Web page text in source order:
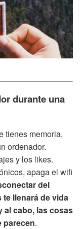
durante una
tienes memoria,
ordenador.
y los likes.
apaga el wifi
del
llenará de vida
al cabo, las cosas
parecen.